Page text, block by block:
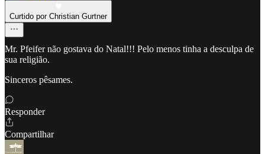
Curtido por Christian Gurtner
Mr. Pfeifer não gostava do Natal!!! Pelo menos tinha a desculpa de
sua religião.
Sinceros pêsames.
Responder
Compartilhar